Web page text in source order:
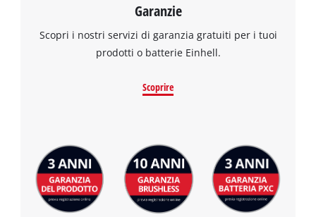
Garanzie
Scopri i nostri servizi di garanzia gratuiti per i tuoi
prodotti o batterie Einhell.
Scoprire